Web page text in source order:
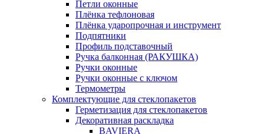
Петли оконные
Плёнка тефлоновая
Плёнка ударопрочная и инструмент
Подпятники
Профиль подставочный
Ручка балконная (РАКУШКА)
Ручки оконные
Ручки оконные с ключом
Термометры
Комплектующие для стеклопакетов
Герметизация для стеклопакетов
Декоративная раскладка
BAVIERA